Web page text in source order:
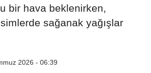
bir hava beklenirken,
sağanak yağışlar
2026 - 06:39